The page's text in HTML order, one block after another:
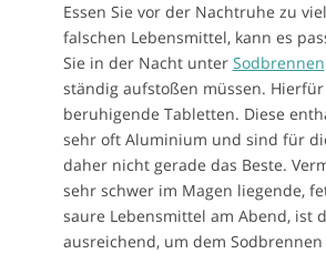
Essen Sie vor der Nachtruhe zu
falschen Lebensmittel, kann es
Sie in der Nacht unter Sodbrennen
ständig aufstoßen müssen.
beruhigende Tabletten. Diese
sehr oft Aluminium und sind für
daher nicht gerade das Beste.
sehr schwer im Magen liegende,
saure Lebensmittel am Abend, ist
ausreichend, um dem Sodbrennen